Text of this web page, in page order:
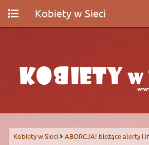
Kobiety w Sieci
Kobiety w Sieci ABORCJA! bieżące alerty i